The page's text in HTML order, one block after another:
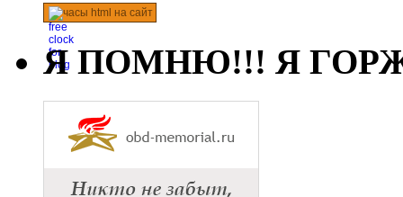
часы html на сайт
Я ПОМНЮ!!! Я